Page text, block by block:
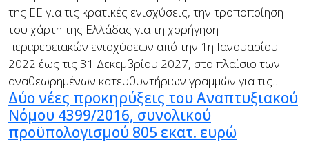
της ΕΕ για τις κρατικές ενισχύσεις, την τροποποίηση
του χάρτη της Ελλάδας για τη χορήγηση
περιφερειακών ενισχύσεων από την 1η Ιανουαρίου
2022 έως τις 31 Δεκεμβρίου 2027, στο πλαίσιο των
αναθεωρημένων κατευθυντήριων γραμμών για τις…
Δύο νέες προκηρύξεις του Αναπτυξιακού
Νόμου 4399/2016, συνολικού
προϋπολογισμού 805 εκατ. ευρώ